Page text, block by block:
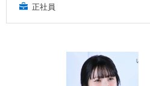
正社員